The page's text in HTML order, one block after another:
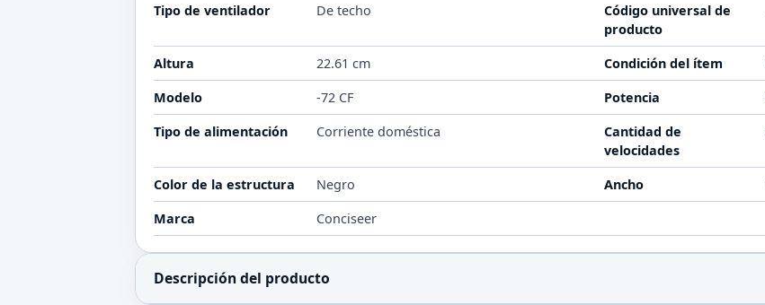
Tipo de ventilador
De techo
Código universal de
producto
Altura 22.61 cm Condición del ítem
Modelo
-72 CF Potencia
Tipo de alimentación
Corriente doméstica
Cantidad de
velocidades
Color de la estructura Negro Ancho
Marca
Conciseer
Descripción del producto